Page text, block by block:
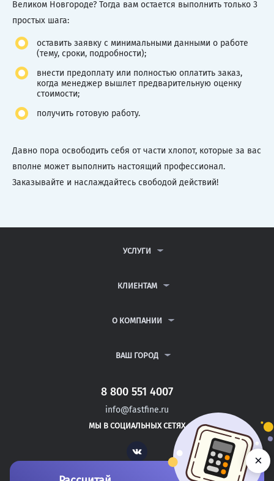
Великом Новгороде? Тогда вам остается выполнить только 3
простых шага:
оставить заявку с минимальными данными о работе
(тему, сроки, подробности);
внести предоплату или полностью оплатить заказ,
когда менеджер вышлет предварительную оценку
стоимости;
получить готовую работу.
Давно пора освободить себя от части хлопот, которые за вас
вполне может выполнить настоящий профессионал.
Заказывайте и наслаждайтесь свободой действий!
УСЛУГИ
ДИПЛОМНЫЕ РАБОТЫ
РЕФЕРАТЫ
КЛИЕНТАМ
ВОПРОСЫ И ОТВЕТЫ
ПОЛИТИКА КОНФИДЕНЦИАЛЬНОСТИ
О КОМПАНИИ
КОНТАКТЫ
ВАШ ГОРОД
САНКТ-ПЕТЕРБУРГ
НОВОКУЗНЕЦК
НОВОРОССИЙСК
8 800 551 4007
info@fastfine.ru
МЫ В СОЦИАЛЬНЫХ СЕТЯХ
Vk ×